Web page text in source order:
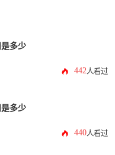
多少
442人看过
多少
440人看过